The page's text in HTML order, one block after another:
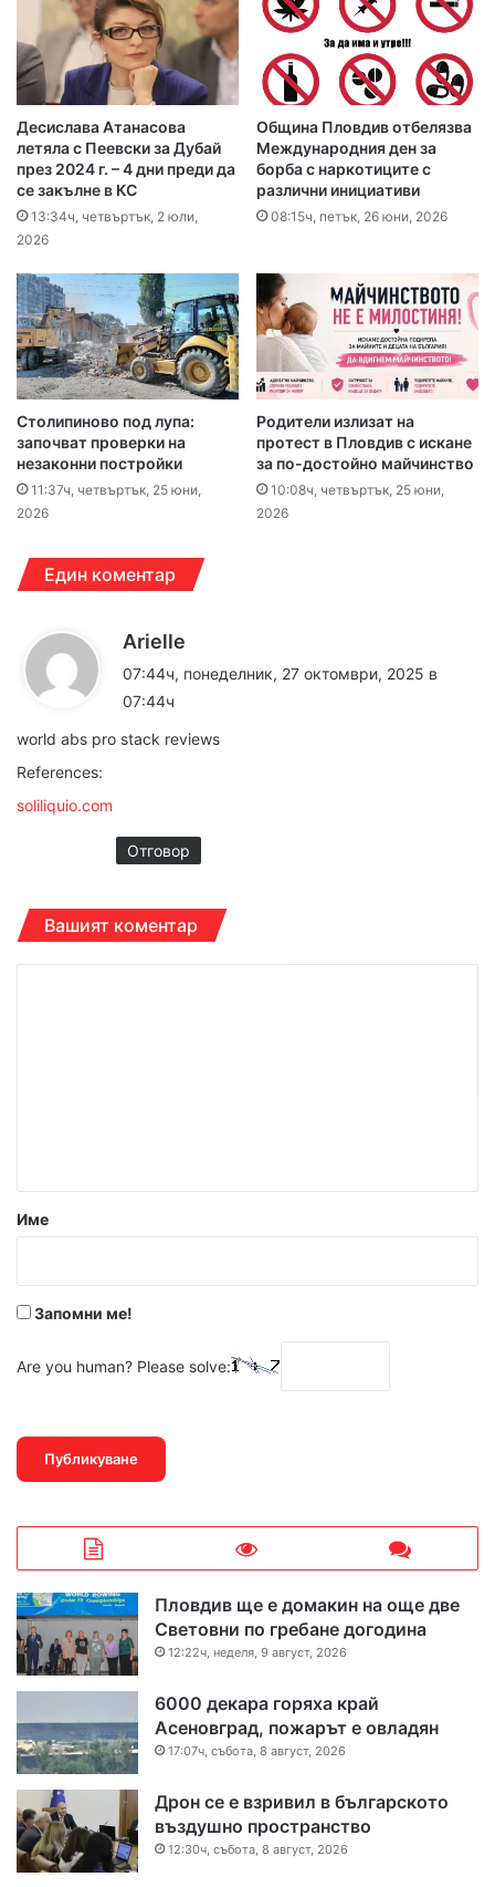
Десислава Атанасова
летяла с Пеевски за Дубай
през 2024 г. – 4 дни преди да
се закълне в КС
13:34ч, четвъртък, 2 юли,
2026
Община Пловдив отбелязва
Международния ден за
борба с наркотиците с
различни инициативи
08:15ч, петък, 26 юни, 2026
Столипиново под лупа:
започват проверки на
незаконни постройки
11:37ч, четвъртък, 25 юни,
2026
Родители излизат на
протест в Пловдив с искане
за по-достойно майчинство
10:08ч, четвъртък, 25 юни,
2026
Един коментар
Arielle
:
07:44ч, понеделник, 27 октомври, 2025 в
07:44ч
world abs pro stack reviews
References:
soliliquio.com
Отговор
Вашият коментар
р
Име
Запомни ме!
Are you human? Please solve:
Пловдив ще е домакин на още две
Световни по гребане догодина
12:22ч, неделя, 9 август, 2026
6000 декара горяха край
Асеновград, пожарът е овладян
17:07ч, събота, 8 август, 2026
Дрон се е взривил в българското
въздушно пространство
12:30ч, събота, 8 август, 2026